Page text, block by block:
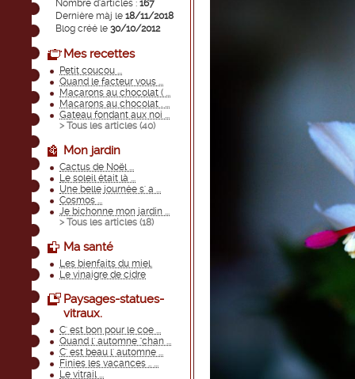
Nombre d'articles : 167
Dernière màj le 18/11/2018
Blog créé le 30/10/2012
Mes recettes
Petit coucou ...
Quand le facteur vous ...
Macarons au chocolat ( ...
Macarons au chocolat . ...
Gateau fondant aux noi ...
> Tous les articles (40)
Mon jardin
Cactus de Noël ...
Le soleil était là ...
Une belle journée s' a ...
Cosmos ...
Je bichonne mon jardin ...
> Tous les articles (18)
Ma santé
Les bienfaits du miel.
Le vinaigre de cidre
Paysages-statues-
vitraux.
C' est bon pour le coe ...
Quand l' automne "chan ...
C' est beau l' automne ...
Finies les vacances .. ...
Le vitrail ...